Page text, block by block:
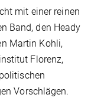
mit einer reinen
Band, den Heady
Martin Kohli,
Florenz,
Vorschlägen.